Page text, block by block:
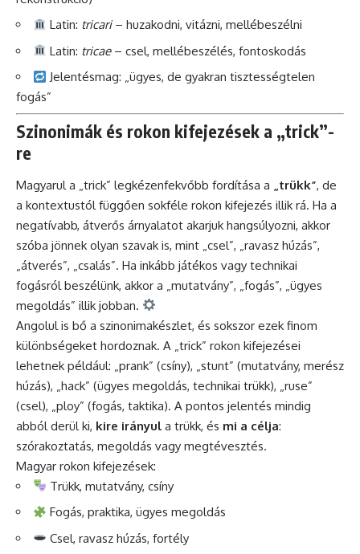
Latin: tricari– huzakodni, vitázni, mellébeszélni
Latin: tricae– csel, mellébeszélés, fontoskodás
Jelentésmag: „ügyes, de gyakran tisztességtelen
fogás”
Szinonimák és rokon kifejezések a „trick”-
re
Magyarul a „trick” legkézenfekvőbb fordítása a „trükk”, de
a kontextustól függően sokféle rokon kifejezés illik rá. Ha a
negatívabb, átverős árnyalatot akarjuk hangsúlyozni, akkor
szóba jönnek olyan szavak is, mint „csel”, „ravasz húzás”,
„átverés”, „csalás”. Ha inkább játékos vagy technikai
fogásról beszélünk, akkor a „mutatvány”, „fogás”, „ügyes
megoldás” illik jobban.
Angolul is bő a szinonimakészlet, és sokszor ezek finom
különbségeket hordoznak. A „trick” rokon kifejezései
lehetnek például: „prank” (csíny), „stunt” (mutatvány, merész
húzás), „hack” (ügyes megoldás, technikai trükk), „ruse”
(csel), „ploy” (fogás, taktika). A pontos jelentés mindig
abból derül ki, kire irányul a trükk, és mi a célja:
szórakoztatás, megoldás vagy megtévesztés.
Magyar rokon kifejezések:
Trükk, mutatvány, csíny
Fogás, praktika, ügyes megoldás
Csel, ravasz húzás, fortély